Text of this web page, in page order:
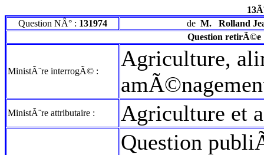
Question NÂ° : 131974 de M.
Rolland
Question retirÃ©e
MinistÃ¨re interrogÃ© :
Agriculture,
MinistÃ¨re attributaire :
Agriculture et
Question